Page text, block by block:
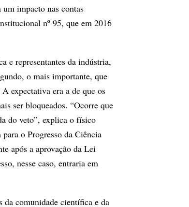
impacto nas contas
nº 95, que em 2016
e representantes da indústria,
o mais importante, que
expectativa era a de que os
ser bloqueados. “Ocorre que
do veto”, explica o físico
o Progresso da Ciência
após a aprovação da Lei
nesse caso, entraria em
da comunidade científica e da